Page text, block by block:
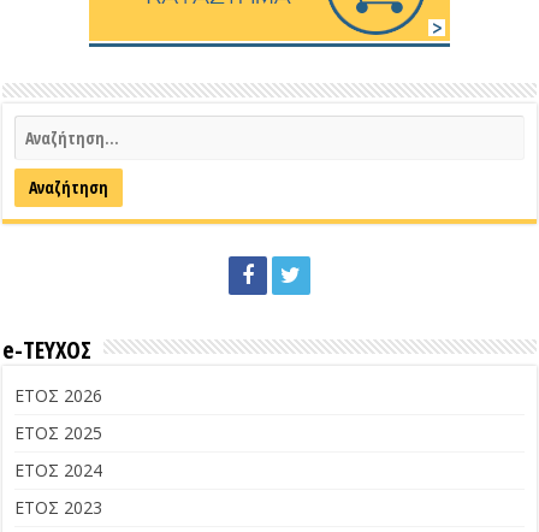
e-ΤΕΥΧΟΣ
ΕΤΟΣ 2026
ΕΤΟΣ 2025
ΕΤΟΣ 2024
ΕΤΟΣ 2023